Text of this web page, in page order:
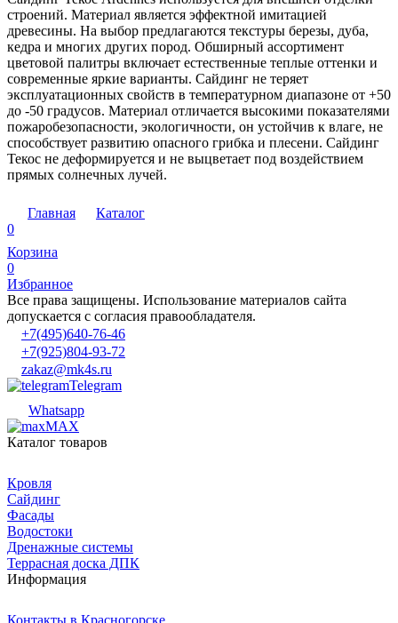
строений. Материал является эффектной имитацией
древесины. На выбор предлагаются текстуры березы, дуба,
кедра и многих других пород. Обширный ассортимент
цветовой палитры включает естественные теплые оттенки и
современные яркие варианты. Сайдинг не теряет
эксплуатационных свойств в температурном диапазоне от +50
до -50 градусов. Материал отличается высокими показателями
пожаробезопасности, экологичности, он устойчив к влаге, не
способствует развитию опасного грибка и плесени. Сайдинг
Текос не деформируется и не выцветает под воздействием
прямых солнечных лучей.
Главная
Каталог
0
Корзина
0
Избранное
Все права защищены. Использование материалов сайта
допускается с согласия правообладателя.
+7(495)640-76-46
+7(925)804-93-72
zakaz@mk4s.ru
Telegram
Whatsapp
MAX
Каталог товаров
Кровля
Сайдинг
Фасады
Водостоки
Дренажные системы
Террасная доска ДПК
Информация
Контакты в Красногорске